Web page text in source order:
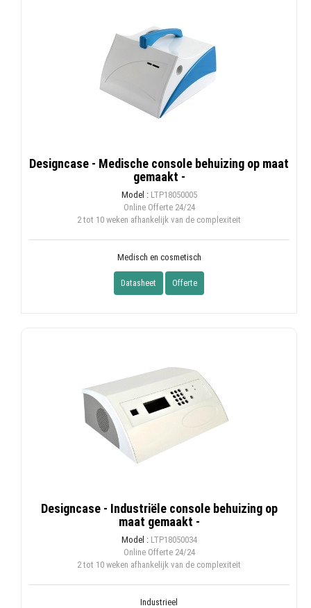
Designcase - Medische console behuizing op maat
gemaakt -
Model : LTP18050005
Online Offerte24/24
2 tot 10 weken afhankelijk van de complexiteit
Medisch en cosmetisch
Datasheet Offerte
Designcase - Industriële console behuizing op
maat gemaakt -
Model : LTP18050034
Online Offerte24/24
2 tot 10 weken afhankelijk van de complexiteit
Industrieel